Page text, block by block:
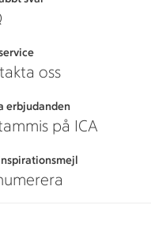
oss
erbjudanden
på ICA